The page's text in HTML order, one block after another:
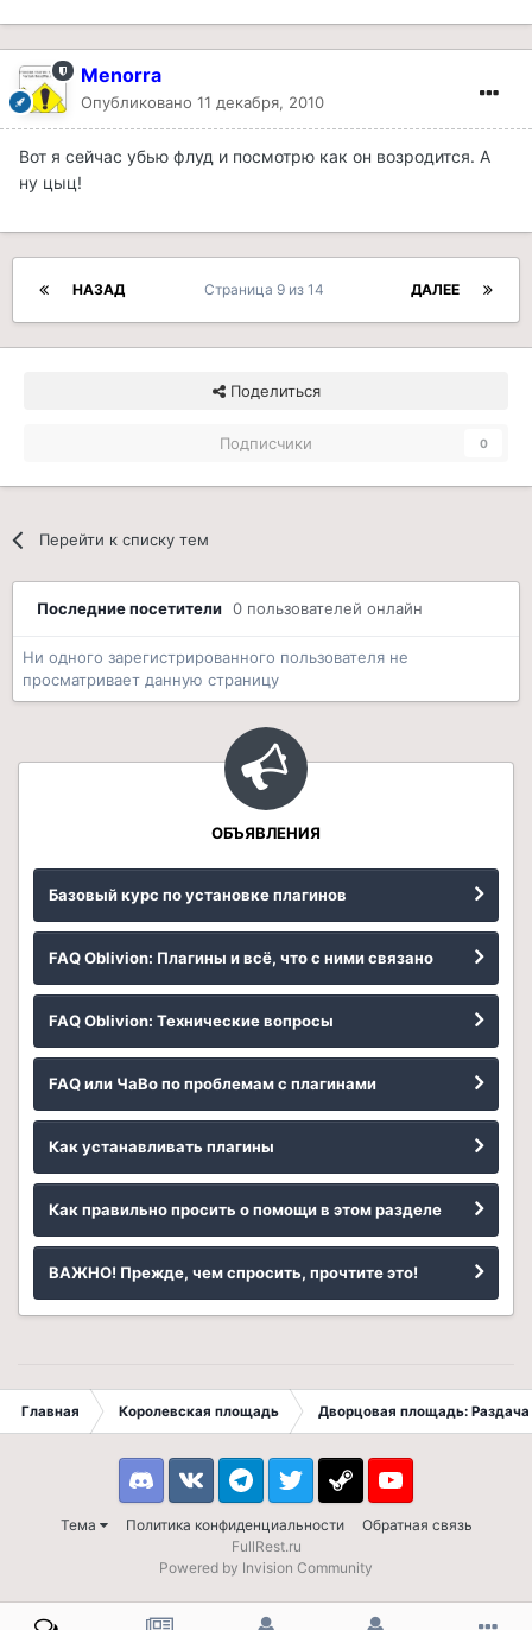
Menorra
Опубликовано 11 декабря, 2010
Вот я сейчас убью флуд и посмотрю как он возродится. А
ну цыц!
НАЗАД ДАЛЕЕ
Страница 9 из 14
Поделиться
Подписчики 0
Перейти к списку тем
Последние посетители 0 пользователей онлайн
Ни одного зарегистрированного пользователя не
просматривает данную страницу
ОБЪЯВЛЕНИЯ
Базовый курс по установке плагинов
FAQ Oblivion: Плагины и всё, что с ними связано
FAQ Oblivion: Технические вопросы
FAQ или ЧаВо по проблемам с плагинами
Как устанавливать плагины
Как правильно просить о помощи в этом разделе
ВАЖНО! Прежде, чем спросить, прочтите это!
Главная Королевская площадь Дворцовая площадь: Раздача
Тема Политика конфиденциальности Обратная связь
DiscordVK TelegramTwitter Steam Youtube
FullRest.ru
Powered by Invision Community